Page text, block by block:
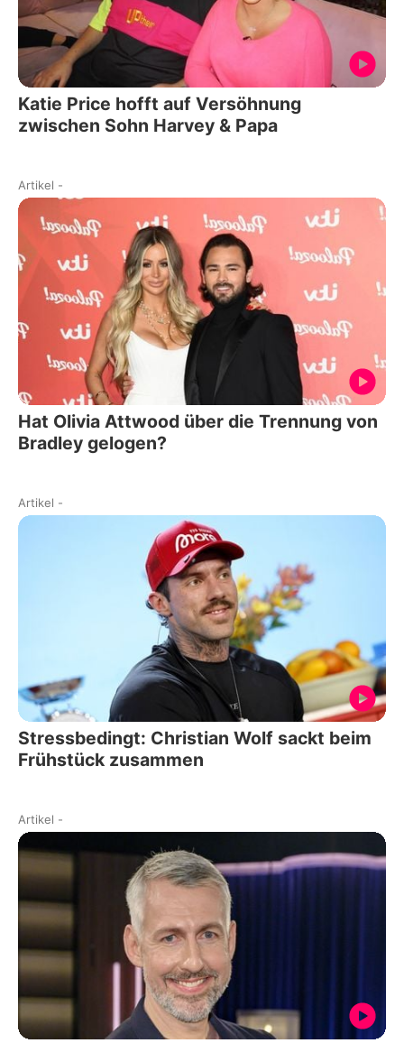
Katie Price hofft auf Versöhnung
zwischen Sohn Harvey & Papa
Artikel -
Hat Olivia Attwood über die Trennung von
Bradley gelogen?
Artikel -
Stressbedingt: Christian Wolf sackt beim
Frühstück zusammen
Artikel -